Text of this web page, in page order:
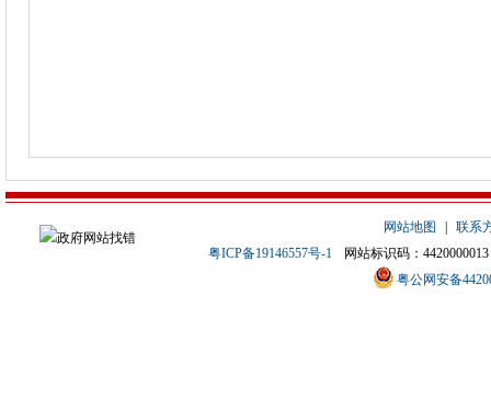
网站地图
联系
粤ICP备19146557号-1
网站标识码：4420000013
粤公网安备